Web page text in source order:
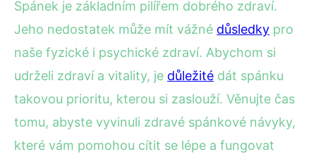
Spánek je základním pilířem dobrého zdraví.
Jeho nedostatek může mít vážné důsledky pro
naše fyzické i psychické zdraví. Abychom si
udrželi zdraví a vitality, je důležité dát spánku
takovou prioritu, kterou si zaslouží. Věnujte čas
tomu, abyste vyvinuli zdravé spánkové návyky,
které vám pomohou cítit se lépe a fungovat